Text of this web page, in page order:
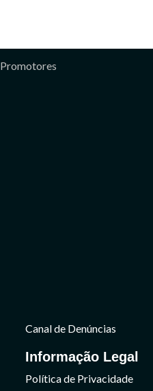
Promotores
Canal de Denúncias
Informação Legal
Política de Privacidade